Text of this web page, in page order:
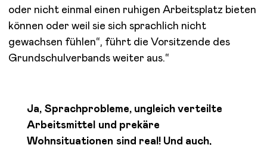
oder nicht einmal einen ruhigen Arbeitsplatz bieten
können oder weil sie sich sprachlich nicht
gewachsen fühlen“, führt die Vorsitzende des
Grundschulverbands weiter aus.“
Ja, Sprachprobleme, ungleich verteilte
Arbeitsmittel und prekäre
Wohnsituationen sind real! Und auch,